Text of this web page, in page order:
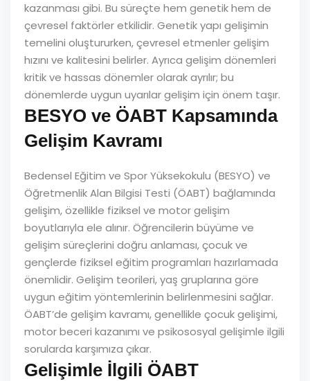
kazanması gibi. Bu süreçte hem genetik hem de
çevresel faktörler etkilidir. Genetik yapı gelişimin
temelini oluştururken, çevresel etmenler gelişim
hızını ve kalitesini belirler. Ayrıca gelişim dönemleri
kritik ve hassas dönemler olarak ayrılır; bu
dönemlerde uygun uyarılar gelişim için önem taşır.
BESYO ve ÖABT Kapsamında
Gelişim Kavramı
Bedensel Eğitim ve Spor Yüksekokulu (BESYO) ve
Öğretmenlik Alan Bilgisi Testi (ÖABT) bağlamında
gelişim, özellikle fiziksel ve motor gelişim
boyutlarıyla ele alınır. Öğrencilerin büyüme ve
gelişim süreçlerini doğru anlaması, çocuk ve
gençlerde fiziksel eğitim programları hazırlamada
önemlidir. Gelişim teorileri, yaş gruplarına göre
uygun eğitim yöntemlerinin belirlenmesini sağlar.
ÖABT’de gelişim kavramı, genellikle çocuk gelişimi,
motor beceri kazanımı ve psikososyal gelişimle ilgili
sorularda karşımıza çıkar.
Gelişimle İlgili ÖABT